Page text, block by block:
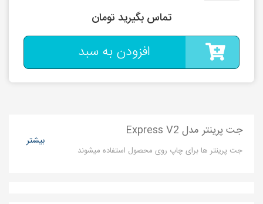
تماس بگیرید تومان
افزودن به سبد
جت پرینتر مدل Express V2
جت پرینتر ها برای چاپ روی محصول استفاده میشوند
بیشتر